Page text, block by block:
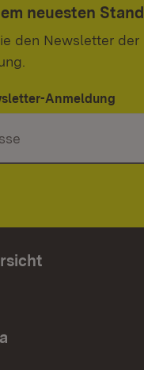
neuesten Stand
den Newsletter der
Anmeldung